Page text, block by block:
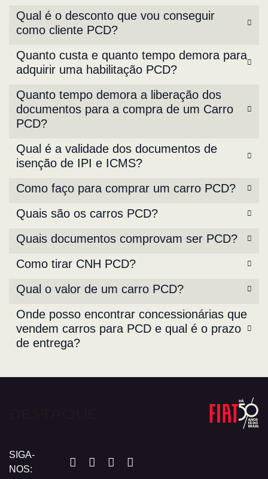
Qual é o desconto que vou conseguir
como cliente PCD?
Quanto custa e quanto tempo demora para
adquirir uma habilitação PCD?
Quanto tempo demora a liberação dos
documentos para a compra de um Carro
PCD?
Qual é a validade dos documentos de
isenção de IPI e ICMS?
Como faço para comprar um carro PCD?
Quais são os carros PCD?
Quais documentos comprovam ser PCD?
Como tirar CNH PCD?
Qual o valor de um carro PCD?
Onde posso encontrar concessionárias que
vendem carros para PCD e qual é o prazo
de entrega?
SIGA-
NOS: